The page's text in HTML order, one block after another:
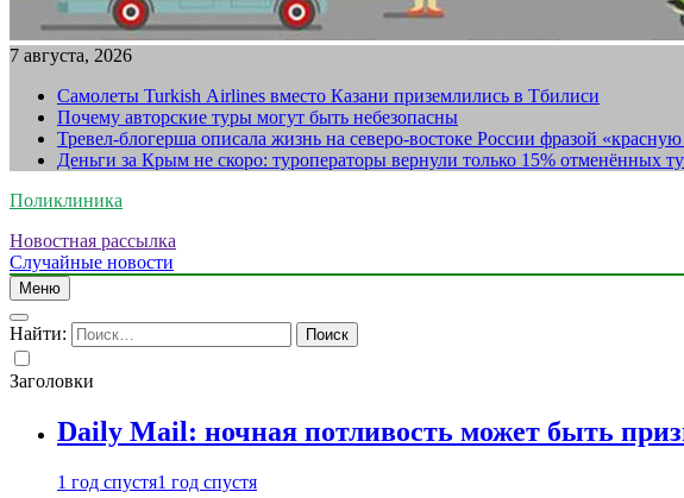
7 августа, 2026
Самолеты Turkish Airlines вместо Казани приземлились в Тбилиси
Почему авторские туры могут быть небезопасны
Тревел-блогерша описала жизнь на северо-востоке России фразой
Деньги за Крым не скоро: туроператоры вернули только 15% отменённых
Поликлиника
Новостная рассылка
Случайные новости
Меню
Найти:
Заголовки
Daily Mail: ночная потливость может быть
1 год спустя1 год спустя